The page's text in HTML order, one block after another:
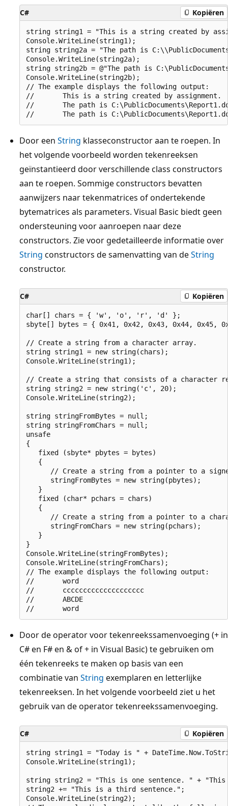
C# Kopiëren
string string1 = "This is a string created by
Console.WriteLine(string1);
string string2a = "The path is
Console.WriteLine(string2a);
string string2b = @"The path is
Console.WriteLine(string2b);
// The example displays the following output:
//       This is a string created by assignment.
//       The path is
Door een String klasseconstructor aan te roepen. In
het volgende voorbeeld worden tekenreeksen
geïnstantieerd door verschillende class constructors
aan te roepen. Sommige constructors bevatten
aanwijzers naar tekenmatrices of ondertekende
bytematrices als parameters. Visual Basic biedt geen
ondersteuning voor aanroepen naar deze
constructors. Zie voor gedetailleerde informatie over
String constructors de samenvatting van deString
constructor.
C# Kopiëren
char[] chars = { 'w', 'o', 'r', 'd' };
sbyte[] bytes = { 0x41, 0x42, 0x43, 0x44, 0x45,
// Create a string from a character array.
string string1 = new string(chars);
Console.WriteLine(string1);
// Create a string that consists of a character
string string2 = new string('c', 20);
Console.WriteLine(string2);
string stringFromBytes = null;
string stringFromChars = null;
unsafe
{
   fixed (sbyte* pbytes = bytes)
   {
// Create a string from a pointer to a
      stringFromBytes = new string(pbytes);
   }
   fixed (char* pchars = chars)
   {
// Create a string from a pointer to a
      stringFromChars = new string(pchars);
   }
}
Console.WriteLine(stringFromBytes);
Console.WriteLine(stringFromChars);
// The example displays the following output:
//       word
//       cccccccccccccccccccc
//       ABCDE
Door de operator voor tekenreekssamenvoeging (+ in
C# en F# en & of + in Visual Basic) te gebruiken om
één tekenreeks te maken op basis van een
combinatie van String exemplaren en letterlijke
tekenreeksen. In het volgende voorbeeld ziet u het
gebruik van de operator tekenreekssamenvoeging.
C# Kopiëren
string string1 = "Today is " +
Console.WriteLine(string1);
string string2 = "This is one sentence. " +
string2 += "This is a third sentence.";
Console.WriteLine(string2);